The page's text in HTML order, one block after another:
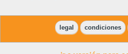
legal condiciones